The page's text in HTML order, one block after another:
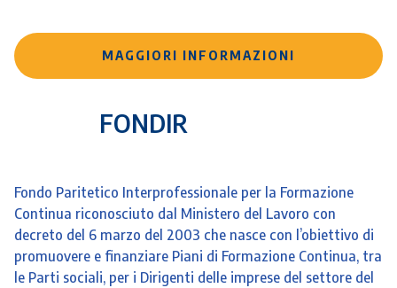
MAGGIORI INFORMAZIONI
FONDIR
Fondo Paritetico Interprofessionale per la Formazione
Continua riconosciuto dal Ministero del Lavoro con
decreto del 6 marzo del 2003 che nasce con l’obiettivo di
promuovere e finanziare Piani di Formazione Continua, tra
le Parti sociali, per i Dirigenti delle imprese del settore del